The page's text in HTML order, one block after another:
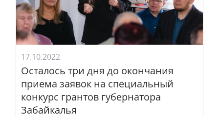
17.10.2022
Осталось три дня до окончания
приема заявок на специальный
конкурс грантов губернатора
Забайкалья